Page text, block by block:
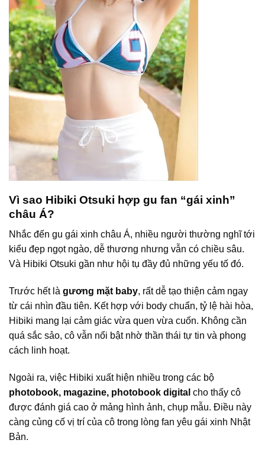
Vì sao Hibiki Otsuki hợp gu fan “gái xinh”
châu Á?
Nhắc đến gu gái xinh châu Á, nhiều người thường nghĩ tới
kiểu đẹp ngọt ngào, dễ thương nhưng vẫn có chiều sâu.
Và Hibiki Otsuki gần như hội tụ đầy đủ những yếu tố đó.
Trước hết là gương mặt baby, rất dễ tạo thiện cảm ngay
từ cái nhìn đầu tiên. Kết hợp với body chuẩn, tỷ lệ hài hòa,
Hibiki mang lại cảm giác vừa quen vừa cuốn. Không cần
quá sắc sảo, cô vẫn nổi bật nhờ thần thái tự tin và phong
cách linh hoạt.
Ngoài ra, việc Hibiki xuất hiện nhiều trong các bộ
photobook, magazine, photobook digital cho thấy cô
được đánh giá cao ở mảng hình ảnh, chụp mẫu. Điều này
càng củng cố vị trí của cô trong lòng fan yêu gái xinh Nhật
Bản.